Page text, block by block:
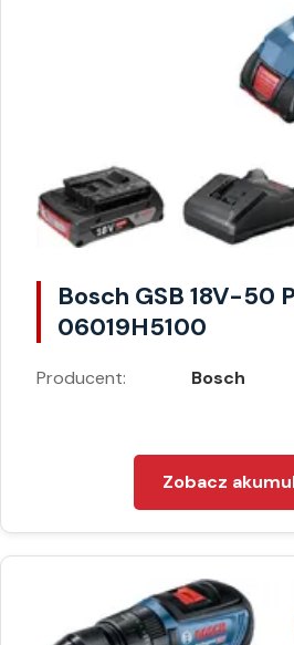
Bosch GSB 18V-50
06019H5100
Producent: Bosch
Zobacz